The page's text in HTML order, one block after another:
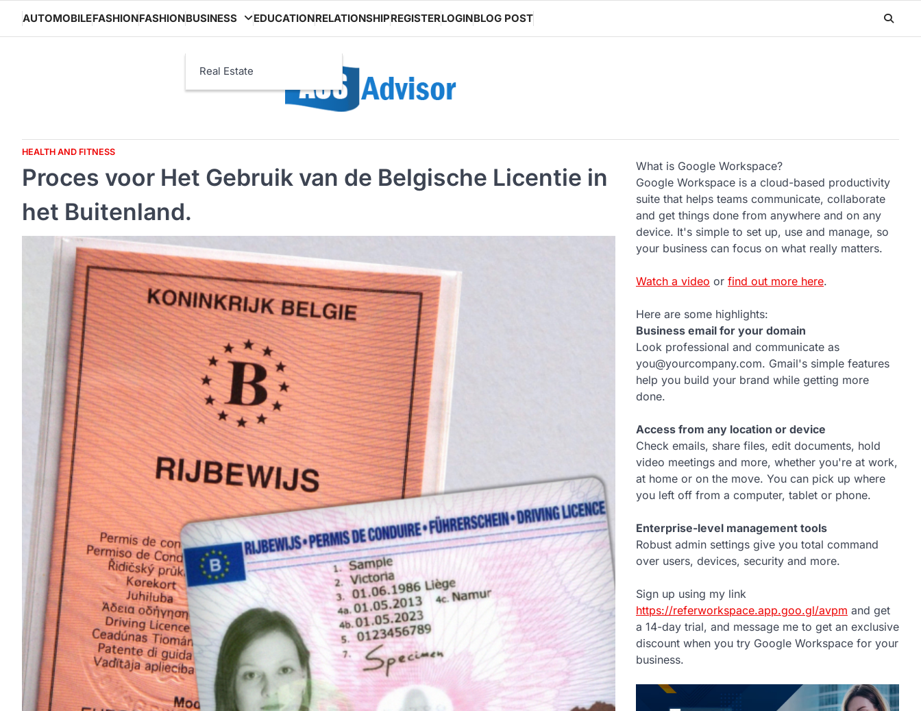
content
AUTOMOBILEFASHIONFASHIONBUSINESS
Real Estate
EDUCATIONRELATIONSHIPREGISTERLOGINBLOG POST
HEALTH AND FITNESS
Proces voor Het Gebruik van de Belgische Licentie in
het Buitenland.
What is Google Workspace?
Google Workspace is a cloud-based productivity
suite that helps teams communicate, collaborate
and get things done from anywhere and on any
device. It's simple to set up, use and manage, so
your business can focus on what really matters.
Watch a video or find out more here.
Here are some highlights:
Business email for your domain
Look professional and communicate as
you@yourcompany.com. Gmail's simple features
help you build your brand while getting more
done.
Access from any location or device
Check emails, share files, edit documents, hold
video meetings and more, whether you're at work,
at home or on the move. You can pick up where
you left off from a computer, tablet or phone.
Enterprise-level management tools
Robust admin settings give you total command
over users, devices, security and more.
Sign up using my link
https://referworkspace.app.goo.gl/avpm and get
a 14-day trial, and message me to get an exclusive
discount when you try Google Workspace for your
business.